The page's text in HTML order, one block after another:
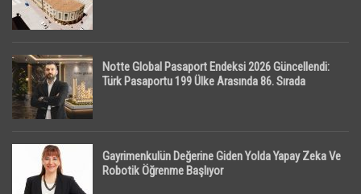
Notte Global Pasaport Endeksi 2026 Güncellendi:
Türk Pasaportu 199 Ülke Arasında 86. Sırada
Gayrimenkulün Değerine Giden Yolda Yapay Zeka Ve
Robotik Öğrenme Başlıyor